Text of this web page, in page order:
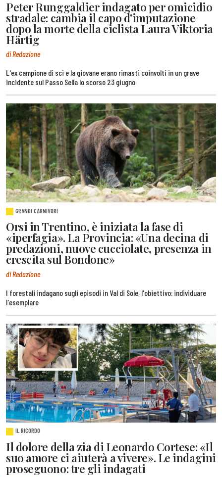
Peter Runggaldier indagato per omicidio
stradale: cambia il capo d'imputazione
dopo la morte della ciclista Laura Viktoria
Härtig
di Redazione
L'ex campione di sci e la giovane erano rimasti coinvolti in un grave
incidente sul Passo Sella lo scorso 23 giugno
GRANDI CARNIVORI
Orsi in Trentino, è iniziata la fase di
«iperfagia». La Provincia: «Una decina di
predazioni, nuove cucciolate, presenza in
crescita sul Bondone»
di Redazione
I forestali indagano sugli episodi in Val di Sole, l'obiettivo: individuare
l'esemplare
IL RICORDO
Il dolore della zia di Leonardo Cortese: «Il
suo amore ci aiuterà a vivere». Le indagini
proseguono: tre gli indagati